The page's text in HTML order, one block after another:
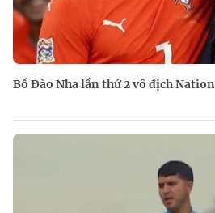
Bồ Đào Nha lần thứ 2 vô địch